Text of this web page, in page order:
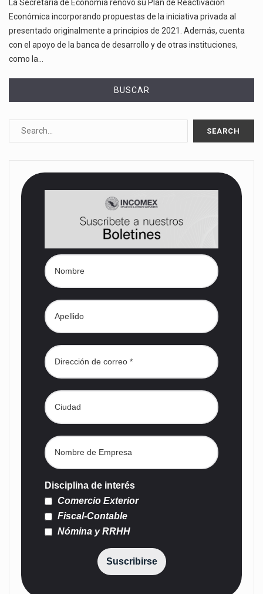
La Secretaría de Economía renovó su Plan de Reactivación
Económica incorporando propuestas de la iniciativa privada al
presentado originalmente a principios de 2021. Además, cuenta
con el apoyo de la banca de desarrollo y de otras instituciones,
como la…
BUSCAR
Disciplina de interés
Comercio Exterior
Fiscal-Contable
Nómina y RRHH
Suscribirse